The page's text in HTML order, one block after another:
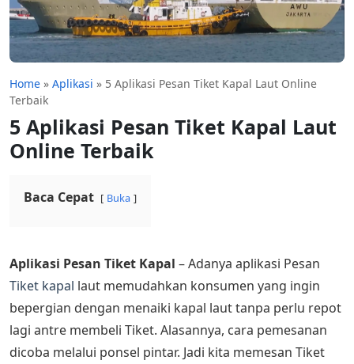
Home » Aplikasi » 5 Aplikasi Pesan Tiket Kapal Laut Online
Terbaik
5 Aplikasi Pesan Tiket Kapal Laut
Online Terbaik
Baca Cepat Buka
Aplikasi Pesan Tiket Kapal – Adanya aplikasi Pesan
Tiket kapal laut memudahkan konsumen yang ingin
bepergian dengan menaiki kapal laut tanpa perlu repot
lagi antre membeli Tiket. Alasannya, cara pemesanan
dicoba melalui ponsel pintar. Jadi kita memesan Tiket